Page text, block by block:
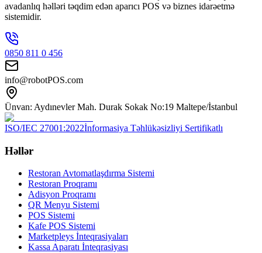
avadanlıq həlləri təqdim edən aparıcı POS və biznes idarəetmə
sistemidir.
0850 811 0 456
info@robotPOS.com
Ünvan: Aydınevler Mah. Durak Sokak No:19 Maltepe/İstanbul
ISO/IEC 27001:2022İnformasiya Təhlükəsizliyi Sertifikatlı
Həllər
Restoran Avtomatlaşdırma Sistemi
Restoran Proqramı
Adisyon Proqramı
QR Menyu Sistemi
POS Sistemi
Kafe POS Sistemi
Marketpleys İnteqrasiyaları
Kassa Aparatı İnteqrasiyası